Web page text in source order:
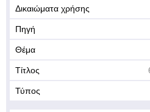
Δικαιώματα χρήσης
Πηγή
Θέμα
Τίτλος
Τύπος